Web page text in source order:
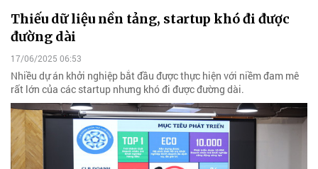
Thiếu dữ liệu nền tảng, startup khó đi được
đường dài
17/06/2025 06:53
Nhiều dự án khởi nghiệp bắt đầu được thực hiện với niềm đam mê
rất lớn của các startup nhưng khó đi được đường dài.